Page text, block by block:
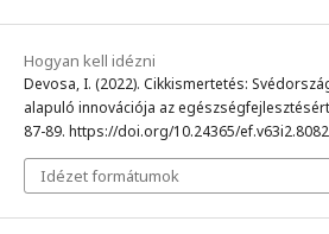
Hogyan kell idézni
Devosa, I. (2022). Cikkismertetés:
alapuló innovációja az
87-89. https://doi.org/10.24365/ef.v63i2.8082
Idézet formátumok